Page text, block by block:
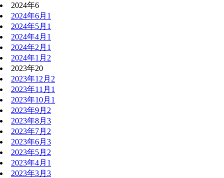
2024年6
2024年6月 1
2024年5月 1
2024年4月 1
2024年2月 1
2024年1月 2
2023年20
2023年12月 2
2023年11月 1
2023年10月 1
2023年9月 2
2023年8月 3
2023年7月 2
2023年6月 3
2023年5月 2
2023年4月 1
2023年3月 3